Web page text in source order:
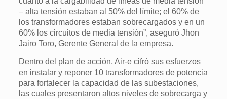
– alta tensión estaban al 50% del límite; el 60% de
los transformadores estaban sobrecargados y en un
60% los circuitos de media tensión”, aseguró Jhon
Jairo Toro, Gerente General de la empresa.
Dentro del plan de acción, Air-e cifró sus esfuerzos
en instalar y reponer 10 transformadores de potencia
para fortalecer la capacidad de las subestaciones,
las cuales presentaron altos niveles de sobrecarga y